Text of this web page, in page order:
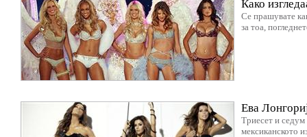
Како
Се прашувате
за тоа,
Ева
Триесет и седум
мексиканското